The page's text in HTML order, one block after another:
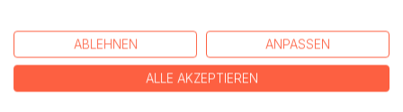
wurde eine Schriftart gewählt, die der in der Grundschule
vermittelten Schrift sehr ähnlich ist, da ich an meinem 6-
jährigen Sohn gesehen habe, wie schwer er ein Buch lesen
kann, wenn die Buchstaben anders aussehen.
ABLEHNEN ANPASSEN
ALLE AKZEPTIEREN